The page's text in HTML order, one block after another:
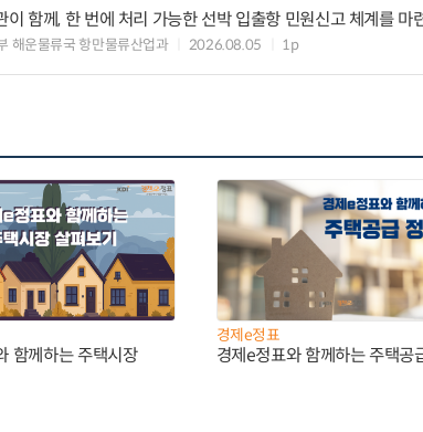
이 함께, 한 번에 처리 가능한 선박 입출항 민원신고 체계를 마
해운물류국 항만물류산업과 2026.08.05 1p
함께하는 주택시장
경제e정표
경제e정표와 함께하는 주택공